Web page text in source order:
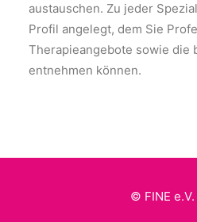
austauschen. Zu jeder
Profil angelegt, dem Sie
Therapieangebote sowie die
entnehmen können.
© FINE